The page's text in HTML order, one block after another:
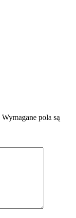
Wymagane pola są